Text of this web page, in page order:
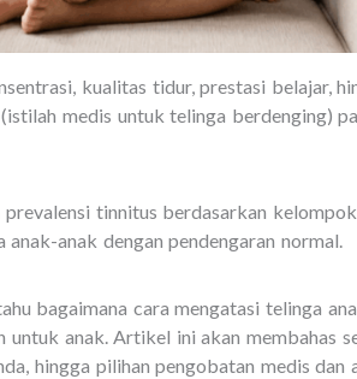
kualitas tidur, prestasi belajar,
medis untuk telinga berdenging)
tinnitus berdasarkan
anak dengan pendengaran normal.
bagaimana cara mengatasi telinga
untuk anak. Artikel ini akan membahas
hingga pilihan pengobatan medis dan